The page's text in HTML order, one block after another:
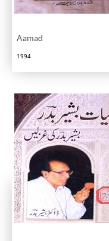
Aamad
1994